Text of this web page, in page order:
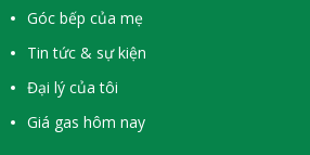
Góc bếp của mẹ
Tin tức & sự kiện
Đại lý của tôi
Giá gas hôm nay